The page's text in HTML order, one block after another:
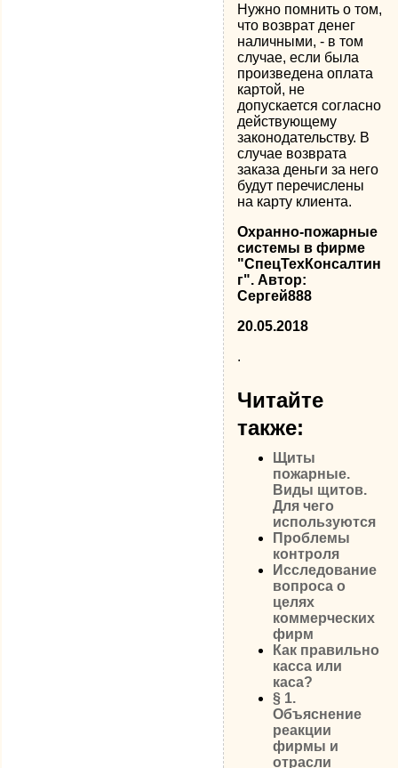
Нужно помнить о том,
что возврат денег
наличными, - в том
случае, если была
произведена оплата
картой, не
допускается согласно
действующему
законодательству. В
случае возврата
заказа деньги за него
будут перечислены
на карту клиента.
Охранно-пожарные
системы в фирме
"СпецТехКонсалтин
г". Автор:
Сергей888
20.05.2018
.
Читайте
также:
Щиты
пожарные.
Виды щитов.
Для чего
используются
Проблемы
контроля
Исследование
вопроса о
целях
коммерческих
фирм
Как правильно
касса или
каса?
§ 1.
Объяснение
реакции
фирмы и
отрасли